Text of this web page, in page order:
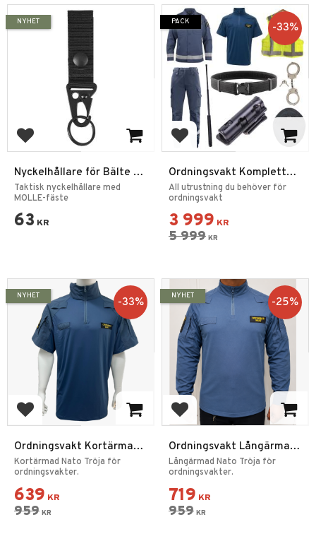
Add to favorites
Nyckelhållare för Bälte &
Ryggsäck
Taktisk nyckelhållare med
MOLLE-fäste
63 KR
NYHET
Add to favorites
Ordningsvakt Komplett
Utrustnings Startpaket
All utrustning du behöver för
ordningsvakt
3 999 KR
5 999 KR
33%
PACK
Add to favorites
Ordningsvakt Kortärmad
Nato Tröja 2.0
Kortärmad Nato Tröja för
ordningsvakter.
639 KR
959 KR
33%
NYHET
Add to favorites
Ordningsvakt Långärmad
Nato Tröja 2.0
Långärmad Nato Tröja för
ordningsvakter.
719 KR
959 KR
25%
NYHET